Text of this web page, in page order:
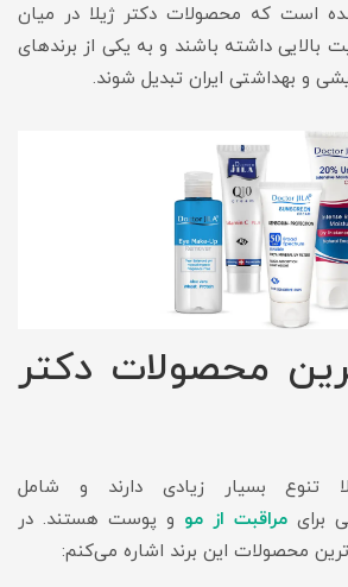
است که محصولات دکتر ژیلا در میان
بالایی داشته باشند و به یکی از برندهای
و بهداشتی ایران تبدیل شوند.
محصولات دکتر
تنوع بسیار زیادی دارند و شامل
برای مراقبت از مو و پوست هستند. در
محصولات این برند اشاره می‌کنم: